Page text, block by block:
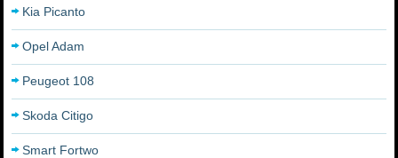
Kia Picanto
Opel Adam
Peugeot 108
Skoda Citigo
Smart Fortwo